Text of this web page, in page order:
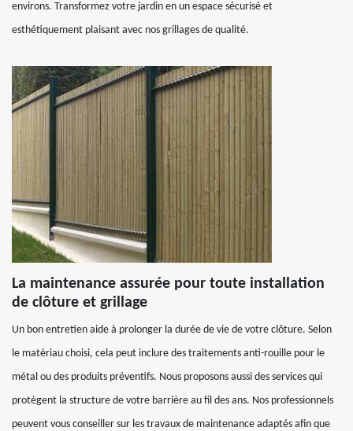
environs. Transformez votre jardin en un espace sécurisé et
esthétiquement plaisant avec nos grillages de qualité.
La maintenance assurée pour toute installation
de clôture et grillage
Un bon entretien aide à prolonger la durée de vie de votre clôture. Selon
le matériau choisi, cela peut inclure des traitements anti-rouille pour le
métal ou des produits préventifs. Nous proposons aussi des services qui
protègent la structure de votre barrière au fil des ans. Nos professionnels
peuvent vous conseiller sur les travaux de maintenance adaptés afin que